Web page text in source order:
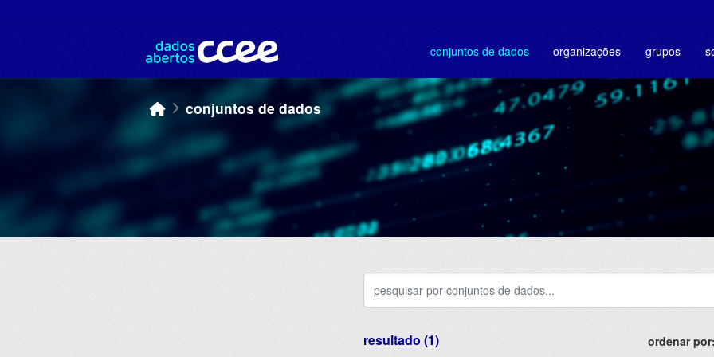
conjuntos de dados organizações grupos
conjuntos de dados
ordenar por
resultado (1)